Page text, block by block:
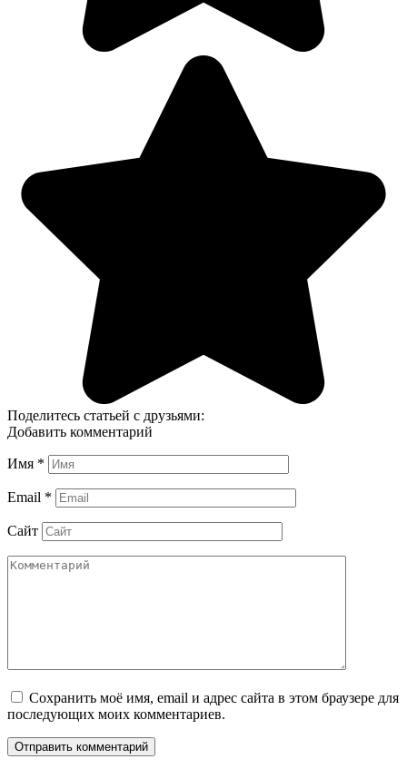
Поделитесь статьей с друзьями:
Добавить комментарий
Имя *
Email *
Сайт
Сохранить моё имя, email и адрес сайта в этом браузере для
последующих моих комментариев.